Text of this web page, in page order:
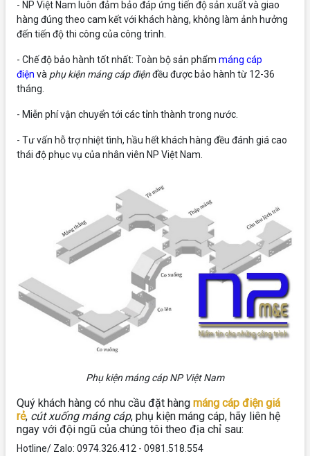
- NP Việt Nam luôn đảm bảo đáp ứng tiến độ sản xuất và giao
hàng đúng theo cam kết với khách hàng, không làm ảnh hưởng
đến tiến độ thi công của công trình.
- Chế độ bảo hành tốt nhất: Toàn bộ sản phẩm máng cáp
điện và phụ kiện máng cáp điệnđều được bảo hành từ 12-36
tháng.
- Miễn phí vận chuyển tới các tỉnh thành trong nước.
- Tư vấn hỗ trợ nhiệt tình, hầu hết khách hàng đều đánh giá cao
thái độ phục vụ của nhân viên NP Việt Nam.
Phụ kiện máng cáp NP Việt Nam
Quý khách hàng có nhu cầu đặt hàng máng cáp điện giá
rẻ, cút xuống máng cáp, phụ kiện máng cáp, hãy liên hệ
ngay với đội ngũ của chúng tôi theo địa chỉ sau:
Hotline/ Zalo: 0974.326.412 - 0981.518.554